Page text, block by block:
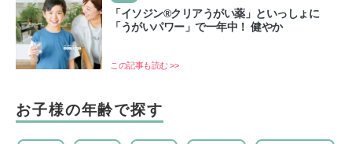
「イソジン®クリアうがい薬」といっしょに
「うがいパワー」で一年中！ 健やか
この記事も読む >>
お子様の年齢で探す